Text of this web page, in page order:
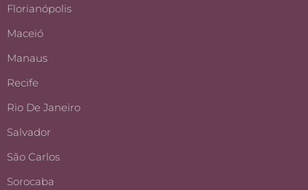
Florianópolis
Maceió
Manaus
Recife
Rio De Janeiro
Salvador
São Carlos
Sorocaba